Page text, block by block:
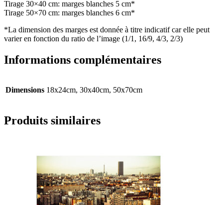
Tirage 30×40 cm: marges blanches 5 cm*
Tirage 50×70 cm: marges blanches 6 cm*
*La dimension des marges est donnée à titre indicatif car elle peut
varier en fonction du ratio de l’image (1/1, 16/9, 4/3, 2/3)
Informations complémentaires
Dimensions 18x24cm, 30x40cm, 50x70cm
Produits similaires